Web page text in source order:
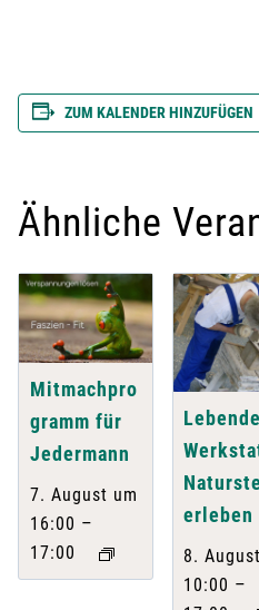
ZUM KALENDER HINZUFÜGEN
Ähnliche
Mitmachpro
gramm für
Jedermann
7. August um
16:00 –
17:00
Lebende
erleben
8.
10:00 –